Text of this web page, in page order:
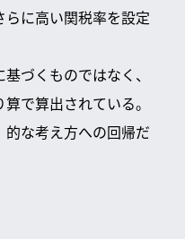
に高い関税率を設定
づくものではなく、
で算出されている。
な考え方への回帰だ